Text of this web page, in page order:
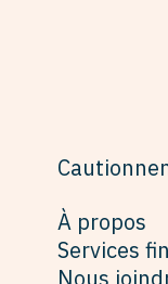
À propos
Services